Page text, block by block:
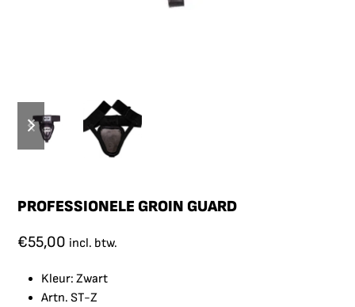
PROFESSIONELE GROIN GUARD
€55,00 incl. btw.
Kleur: Zwart
Artn. ST-Z